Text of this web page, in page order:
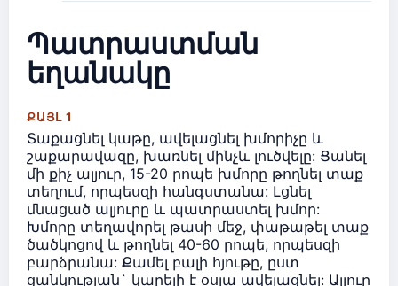
Պատրաստման
եղանակը
ՔԱՅԼ 1
Տաքացնել կաթը, ավելացնել խմորիչը և
շաքարավազը, խառնել մինչև լուծվելը: Ցանել
մի քիչ ալյուր, 15-20 րոպե խմորը թողնել տաք
տեղում, որպեսզի հանգստանա: Լցնել
մնացած ալյուրը և պատրաստել խմոր:
Խմորը տեղավորել թասի մեջ, փաթաթել տաք
ծածկոցով և թողնել 40-60 րոպե, որպեսզի
բարձրանա: Քամել բալի հյութը, ըստ
ցանկության` կարելի է օսլա ավելացնել: Ալյուր